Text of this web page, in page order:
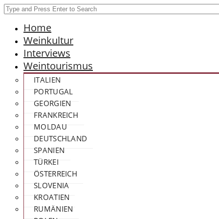
Home
Weinkultur
Interviews
Weintourismus
ITALIEN
PORTUGAL
GEORGIEN
FRANKREICH
MOLDAU
DEUTSCHLAND
SPANIEN
TÜRKEI
ÖSTERREICH
SLOVENIA
KROATIEN
RUMÄNIEN